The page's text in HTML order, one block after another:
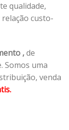
qualidade,
custo-
,de
Somos uma
venda